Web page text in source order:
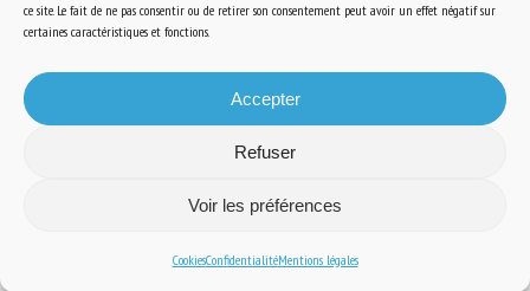
ce site. Le fait de ne pas consentir ou de retirer son consentement peut avoir un effet négatif sur
certaines caractéristiques et fonctions.
Accepter
Refuser
Voir les préférences
CookiesConfidentialitéMentions légales
Ressources
S’abonner aux actualités
Mentions Légales-Confidentialité-Cookies